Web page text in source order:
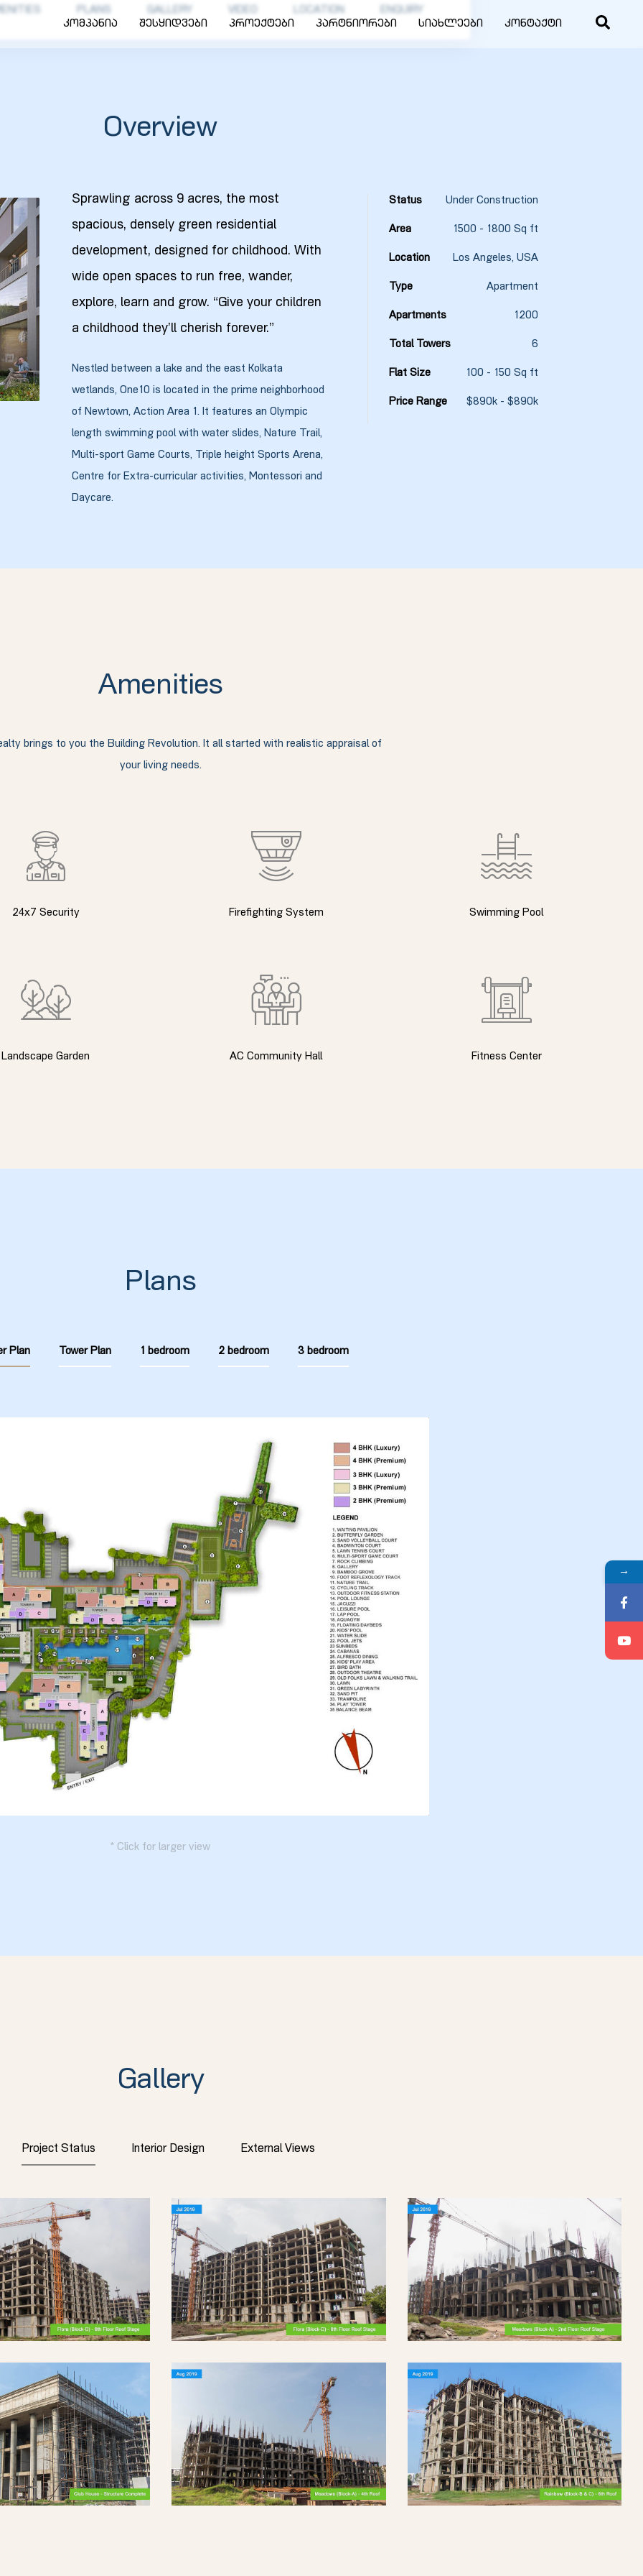
კომპანია შესყიდვები პროექტები პარტნიორები სიახლეები კონტაქტი
PLANS GALLERY VIDEO LOCATION ENQUIRY
Overview
Sprawling across 9 acres, the most
spacious, densely green residential
development, designed for childhood. With
wide open spaces to run free, wander,
explore, learn and grow. “Give your children
a childhood they’ll cherish forever.”
Nestled between a lake and the east Kolkata
wetlands, One10 is located in the prime neighborhood
of Newtown, Action Area 1. It features an Olympic
length swimming pool with water slides, Nature Trail,
Multi-sport Game Courts, Triple height Sports Arena,
Centre for Extra-curricular activities, Montessori and
Daycare.
Status Under Construction
Area 1500 - 1800 Sq ft
Location Los Angeles, USA
Type Apartment
Apartments 1200
Total Towers 6
Flat Size 100 - 150 Sq ft
Price Range $890k - $890k
Amenities
brings to you the Building Revolution. It all started with realistic appraisal of
your living needs.
24x7 Security
Landscape Garden
Firefighting System
AC Community Hall
Swimming Pool
Fitness Center
Plans
Plan Tower Plan 1 bedroom 2 bedroom 3 bedroom
* Click for larger view
Gallery
Project Status Interior Design External Views
→